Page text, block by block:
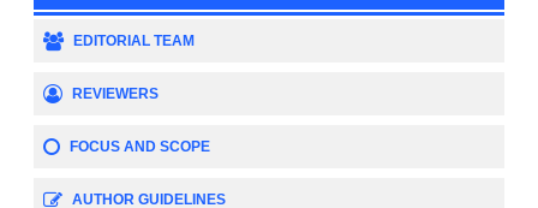
EDITORIAL TEAM
REVIEWERS
FOCUS AND SCOPE
AUTHOR GUIDELINES